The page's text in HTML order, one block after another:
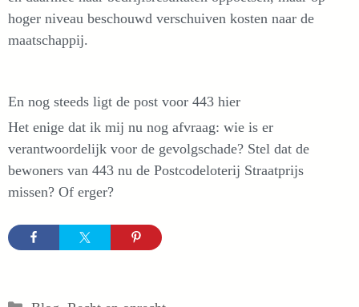
hoger niveau beschouwd verschuiven kosten naar de
maatschappij.
En nog steeds ligt de post voor 443 hier
Het enige dat ik mij nu nog afvraag: wie is er
verantwoordelijk voor de gevolgschade? Stel dat de
bewoners van 443 nu de Postcodeloterij Straatprijs
missen? Of erger?